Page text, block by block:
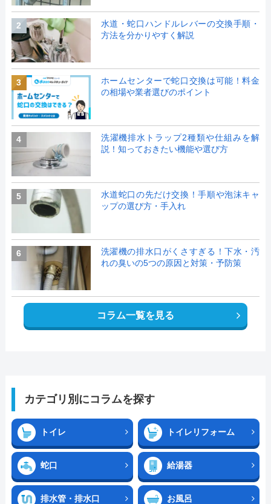
2
水道・蛇口ハンドルレバーの交換手順・
方法を分かりやすく解説
3
ホームセンターで蛇口交換は可能！料金
の相場や業者選びのポイント
4
洗濯機排水トラップ2種類や仕組みを解
説！知っておきたい機能や選び方
5
水道蛇口の先だけ交換！手順や泡沫キャ
ップの選び方・手入れ
6
洗濯機の排水口がくさすぎる！下水・汚
れの臭いの5つの原因と対策・予防策
コラム一覧を見る
カテゴリ別にコラムを探す
トイレ トイレリフォーム
蛇口 給湯器
排水管・排水口 お風呂